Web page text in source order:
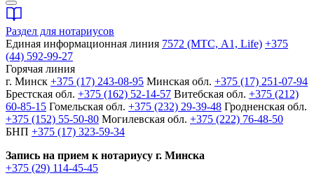
Раздел для нотариусов
Единая информационная линия 7572 (МТС, A1, Life) +375
(44) 592-99-27
Горячая линия
г. Минск +375 (17) 243-08-95 Минская обл. +375 (17) 251-07-94
Брестская обл. +375 (162) 52-14-57 Витебская обл. +375 (212)
60-85-15 Гомельская обл. +375 (232) 29-39-48 Гродненская обл.
+375 (152) 55-50-80 Могилевская обл. +375 (222) 76-48-50
БНП +375 (17) 323-59-34
Запись на прием к нотариусу г. Минска
+375 (29) 114-45-45